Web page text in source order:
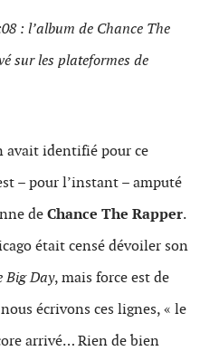
: l’album de Chance The
sur les plateformes de
avait identifié pour ce
– pour l’instant – amputé
deChance The Rapper.
était censé dévoiler son
Big Day, mais force est de
écrivons ces lignes, « le
arrivé… Rien de bien